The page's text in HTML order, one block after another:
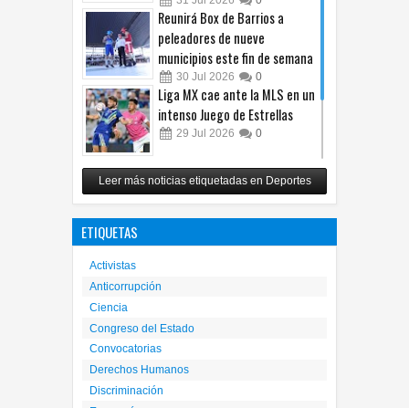
31 Jul 2026 0
Reunirá Box de Barrios a
peleadores de nueve
municipios este fin de semana
30 Jul 2026 0
Liga MX cae ante la MLS en un
intenso Juego de Estrellas
29 Jul 2026 0
México vence 2-0 a Costa Rica
y avanza a cuartos del
Premundial Sub-20
Leer más noticias etiquetadas en Deportes
ETIQUETAS
Activistas
Anticorrupción
Ciencia
Congreso del Estado
Convocatorias
Derechos Humanos
Discriminación